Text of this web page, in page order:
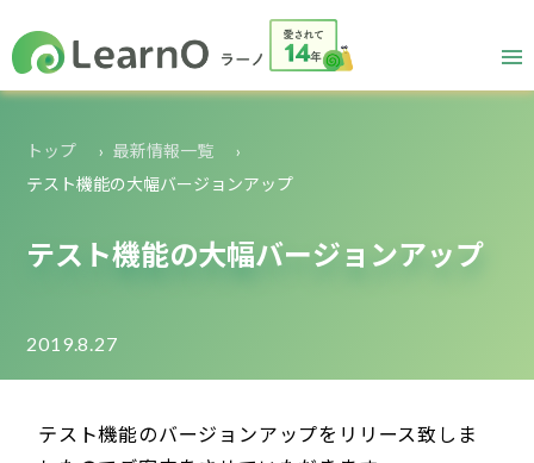
トップ
最新情報一覧
テスト機能の大幅バージョンアップ
テスト機能の大幅バージョンアップ
2019.8.27
テスト機能のバージョンアップをリリース致しま